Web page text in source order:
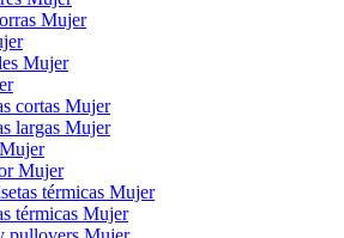
Mujer
Mujer
cortas Mujer
largas Mujer
Mujer
térmicas Mujer
térmicas Mujer